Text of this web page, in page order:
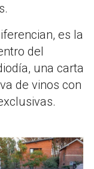
es la
del
una carta
de vinos con